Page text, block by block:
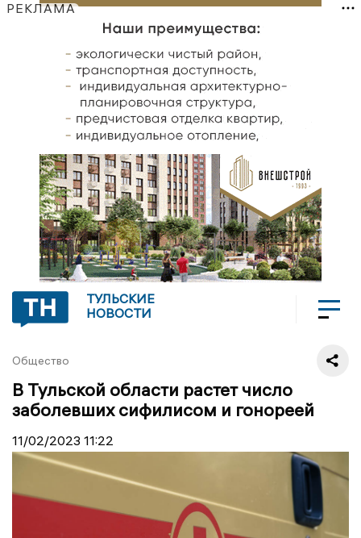
РЕКЛАМА
ТУЛЬСКИЕ
НОВОСТИ
Общество
В Тульской области растет число
заболевших сифилисом и гонореей
11/02/2023 11:22